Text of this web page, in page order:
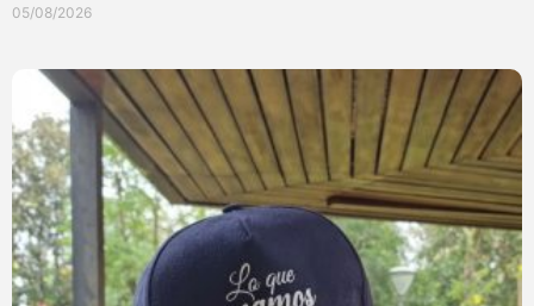
05/08/2026